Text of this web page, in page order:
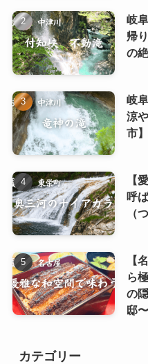
岐
帰
の
岐
涼
市】
【
呼
（
【
ら
の
邸〜
カテゴリー